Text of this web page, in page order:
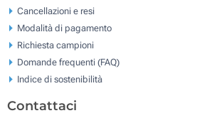
Cancellazioni e resi
Modalità di pagamento
Richiesta campioni
Domande frequenti (FAQ)
Indice di sostenibilità
Contattaci